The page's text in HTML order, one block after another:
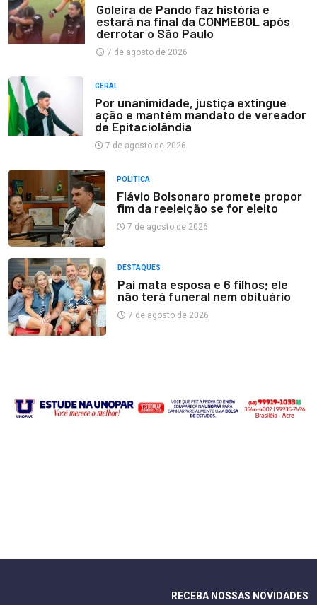
Goleira de Pando faz história e
estará na final da CONMEBOL após
derrotar o São Paulo
7 de agosto de 2026
GERAL
Por unanimidade, justiça extingue
ação e mantém mandato de vereador
de Epitaciolândia
7 de agosto de 2026
POLÍTICA
Flávio Bolsonaro promete propor
fim da reeleição se for eleito
7 de agosto de 2026
DESTAQUES
Pai mata esposa e 6 filhos; ele
não terá funeral nem obituário
7 de agosto de 2026
RECEBA NOSSAS NOVIDADES